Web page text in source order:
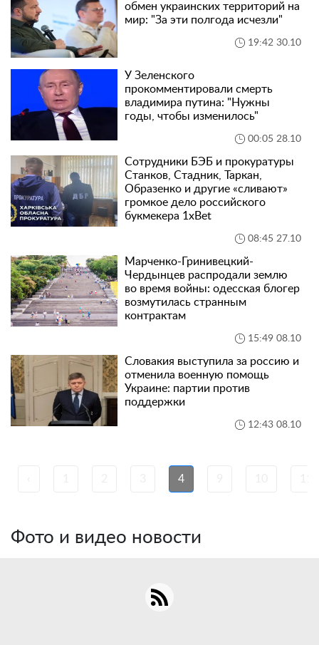
обмен украинских территорий на
мир: "За эти полгода исчезли"
19:42 30.10
У Зеленского
прокомментировали смерть
владимира путина: "Нужны
годы, чтобы изменилось"
00:05 28.10
Сотрудники БЭБ и прокуратуры
Станков, Стадник, Таркан,
Образенко и другие «сливают»
громкое дело российского
букмекера 1xBet
08:45 27.10
Марченко-Гринивецкий-
Чердынцев распродали землю
во время войны: одесская блогер
возмутилась странным
контрактам
15:49 08.10
Словакия выступила за россию и
отменила военную помощь
Украине: партии против
поддержки
12:43 08.10
4
Фото и видео новости